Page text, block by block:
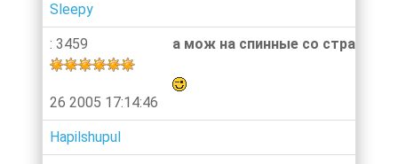
Sleepy
: 3459
26 2005 17:14:46
а мож на спинные со
Hapilshupul